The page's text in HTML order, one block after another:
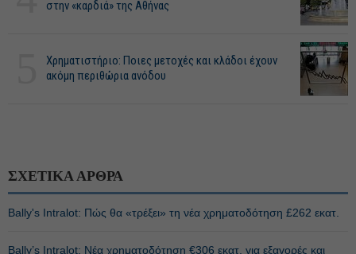
στην «καρδιά» της Αθήνας
Χρηματιστήριο: Ποιες μετοχές και κλάδοι έχουν
ακόμη περιθώρια ανόδου
ΣΧΕΤΙΚΑ ΑΡΘΡΑ
Bally's Intralot: Πώς θα «τρέξει» τη νέα χρηματοδότηση £262 εκατ.
Bally’s Intralot: Νέα χρηματοδότηση €306 εκατ. για εξαγορές και